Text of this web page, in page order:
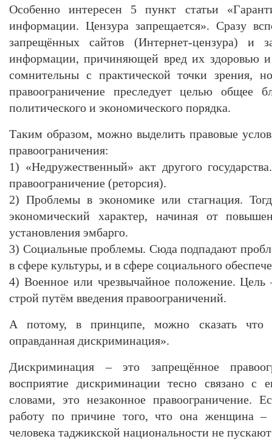
Особенно интересен 5 пункт статьи
информации. Цензура запрещается». Сразу
запрещённых сайтов (Интернет-цензура) и
информации, причиняющей вред их здоровью
сомнительны с практической точки зрения,
правоограничение преследует целью общее
политического и экономического порядка.
Таким образом, можно выделить правовые
правоограничения:
1) «Недружественный» акт другого
правоограничение (реторсия).
2) Проблемы в экономике или стагнация.
экономический характер, начиная от
установления эмбарго.
3) Социальные проблемы. Сюда подпадают
в сфере культуры, и в сфере социального
4) Военное или чрезвычайное положение. Цель
строй путём введения правоограничений.
А потому, в принципе, можно сказать что
оправданная дискриминация».
Дискриминация – это запрещённое
восприятие дискриминации тесно связано с
словами, это незаконное правоограничение.
работу по причине того, что она женщина –
человека таджикской национальности не